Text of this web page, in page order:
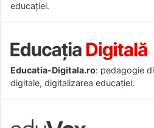
educației.
Educatia-Digitala.ro: pedagogie
digitale, digitalizarea educației.